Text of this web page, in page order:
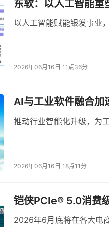
。2025年7月，中国电信
一体地汇聚起来，为整座城
公司上海分公司正式面向
样，变成可以按需购买、按
AI时代的算力底座，当大
支撑的每一次升级，几乎都
东软：以人工智能重
以人工智能赋能银发事业
2026年06月16日 11点36分
AI与工业软件融合
推动行业智能化升级，为
2026年06月16日 18点11分
铠侠PCIe® 5.0消费
2026年6月底将在各大电